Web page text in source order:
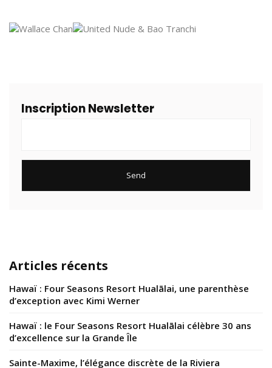
Inscription Newsletter
Articles récents
Hawaï : Four Seasons Resort Hualālai, une parenthèse
d’exception avec Kimi Werner
Hawaï : le Four Seasons Resort Hualālai célèbre 30 ans
d’excellence sur la Grande Île
Sainte-Maxime, l’élégance discrète de la Riviera